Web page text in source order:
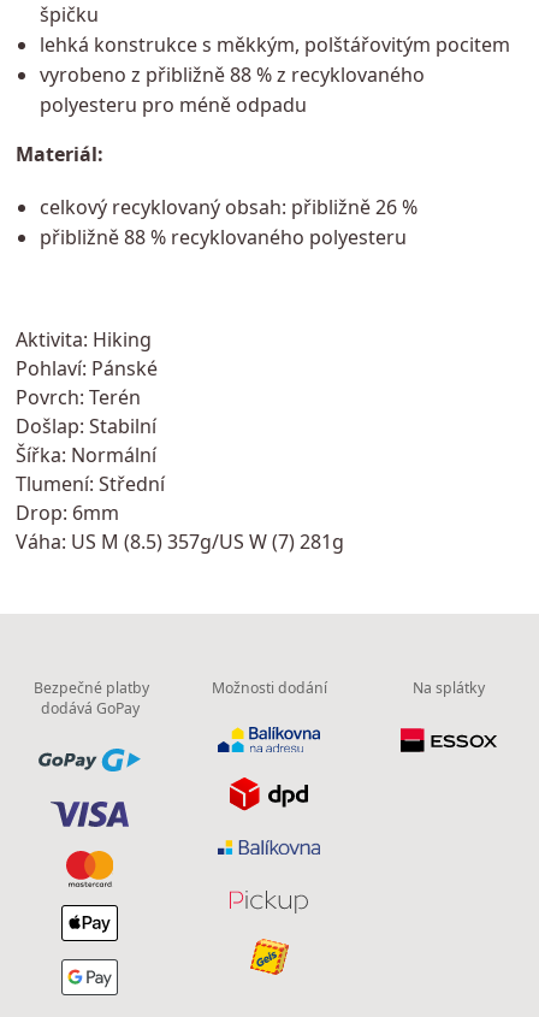
špičku
lehká konstrukce s měkkým, polštářovitým pocitem
vyrobeno z přibližně 88 % z recyklovaného
polyesteru pro méně odpadu
Materiál:
celkový recyklovaný obsah: přibližně 26 %
přibližně 88 % recyklovaného polyesteru
Aktivita: Hiking
Pohlaví: Pánské
Povrch: Terén
Došlap: Stabilní
Šířka: Normální
Tlumení: Střední
Drop: 6mm
Váha: US M (8.5) 357g/US W (7) 281g
Bezpečné platby
dodává GoPay
Možnosti dodání Na splátky